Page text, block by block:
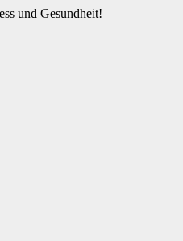
und Gesundheit!